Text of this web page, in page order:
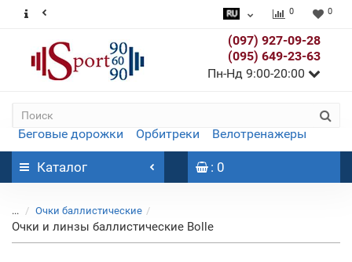
0 0
(097) 927-09-28
(095) 649-23-63
Пн-Нд 9:00-20:00
Беговые дорожки Орбитреки Велотренажеры
Каталог : 0
... Очки баллистические
Очки и линзы баллистические Bolle